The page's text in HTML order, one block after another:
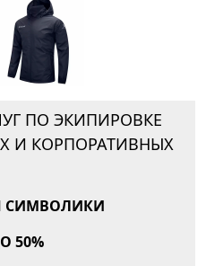
ПО ЭКИПИРОВКЕ
И КОРПОРАТИВНЫХ
СИМВОЛИКИ
50%